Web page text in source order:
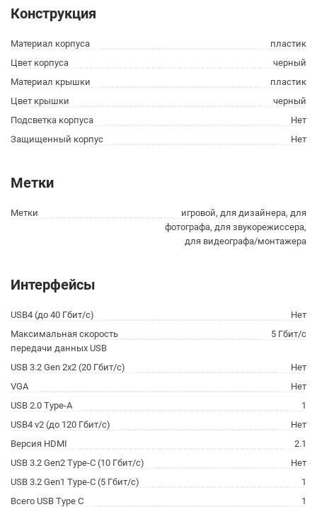
Конструкция
Материал корпуса
пластик
Цвет корпуса
черный
Материал крышки
пластик
Цвет крышки
черный
Подсветка корпуса
Нет
Защищенный корпус
Нет
Метки
Метки
игровой, для дизайнера, для
фотографа, для звукорежиссера,
для видеографа/монтажера
Интерфейсы
USB4 (до 40 Гбит/с)
Нет
Максимальная скорость
передачи данных USB
5 Гбит/с
USB 3.2 Gen 2x2 (20 Гбит/с)
Нет
VGA
Нет
USB 2.0 Type-A
1
USB4 v2 (до 120 Гбит/с)
Нет
Версия HDMI
2.1
USB 3.2 Gen2 Type-C (10 Гбит/с)
Нет
USB 3.2 Gen1 Type-C (5 Гбит/с)
1
Всего USB Type C
1